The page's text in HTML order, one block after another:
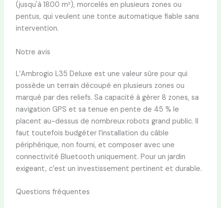
(jusqu'à 1800 m²), morcelés en plusieurs zones ou
pentus, qui veulent une tonte automatique fiable sans
intervention.
Notre avis
L’Ambrogio L35 Deluxe est une valeur sûre pour qui
possède un terrain découpé en plusieurs zones ou
marqué par des reliefs. Sa capacité à gérer 8 zones, sa
navigation GPS et sa tenue en pente de 45 % le
placent au-dessus de nombreux robots grand public. Il
faut toutefois budgéter l’installation du câble
périphérique, non fourni, et composer avec une
connectivité Bluetooth uniquement. Pour un jardin
exigeant, c’est un investissement pertinent et durable.
Questions fréquentes